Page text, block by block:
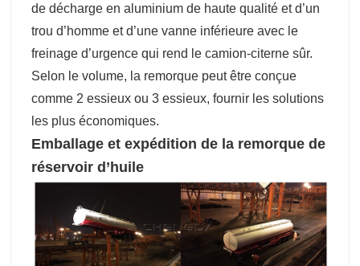
de décharge en aluminium de haute qualité et d’un
trou d’homme et d’une vanne inférieure avec le
freinage d’urgence qui rend le camion-citerne sûr.
Selon le volume, la remorque peut être conçue
comme 2 essieux ou 3 essieux, fournir les solutions
les plus économiques.
Emballage et expédition de la remorque de
réservoir d’huile